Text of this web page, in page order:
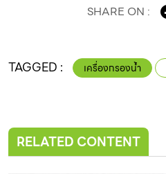
SHARE ON :
TAGGED : เครื่องกรองน้ำ
RELATED CONTENT